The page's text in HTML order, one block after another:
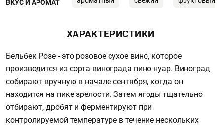
ВКУС И АРОМАТ
ХАРАКТЕРИСТИКИ
Бельбек Розе - это розовое сухое вино, которое
производится из сорта винограда пино нуар. Виноград
собирают вручную в начале сентября, когда он
находится на пике зрелости. Затем ягоды тщательно
отбирают, дробят и ферментируют при
контролируемой температуре в течение нескольких